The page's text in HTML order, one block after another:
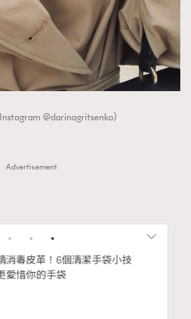
@darinagritsenko）
Advertisement
消毒皮革！6個清潔手袋小技
愛惜你的手袋